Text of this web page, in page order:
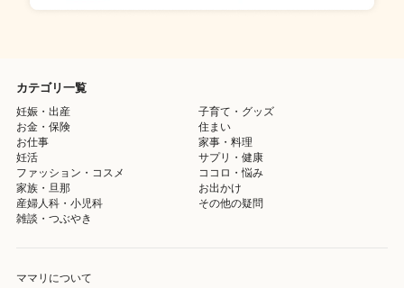
カテゴリ一覧
妊娠・出産
子育て・グッズ
お金・保険
住まい
お仕事
家事・料理
妊活
サプリ・健康
ファッション・コスメ
ココロ・悩み
家族・旦那
お出かけ
産婦人科・小児科
その他の疑問
雑談・つぶやき
ママリについて